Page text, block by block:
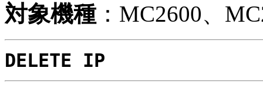
対象機種 ：MC2600、
DELETE IP